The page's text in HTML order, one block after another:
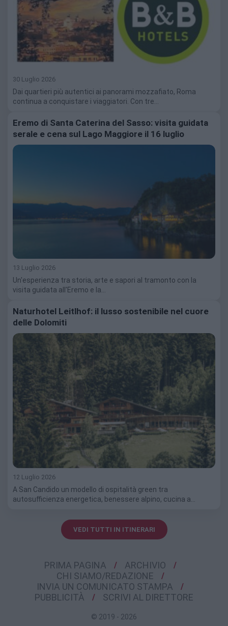
30 Luglio 2026
Dai quartieri più autentici ai panorami mozzafiato, Roma
continua a conquistare i viaggiatori. Con tre…
Eremo di Santa Caterina del Sasso: visita guidata
serale e cena sul Lago Maggiore il 16 luglio
13 Luglio 2026
Un'esperienza tra storia, arte e sapori al tramonto con la
visita guidata all'Eremo e la…
Naturhotel Leitlhof: il lusso sostenibile nel cuore
delle Dolomiti
12 Luglio 2026
A San Candido un modello di ospitalità green tra
autosufficienza energetica, benessere alpino, cucina a…
VEDI TUTTI IN ITINERARI
PRIMA PAGINA
ARCHIVIO
CHI SIAMO/REDAZIONE
INVIA UN COMUNICATO STAMPA
PUBBLICITÀ
SCRIVI AL DIRETTORE
© 2019 - 2026